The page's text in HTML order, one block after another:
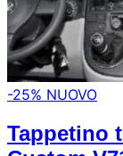
-25% NUOVO
Tappetino